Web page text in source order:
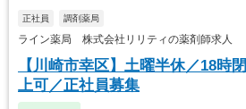
正社員 調剤薬局
ライン薬局 株式会社リリティの薬剤師求人
【川崎市幸区】土曜半休／18時
上可／正社員募集